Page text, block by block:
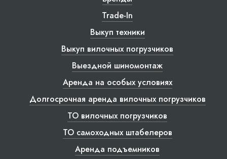
Trade-In
Выкуп техники
Выкуп вилочных погрузчиков
Выездной шиномонтаж
Аренда на особых условиях
Долгосрочная аренда вилочных погрузчиков
ТО вилочных погрузчиков
ТО самоходных штабелеров
Аренда подъемников